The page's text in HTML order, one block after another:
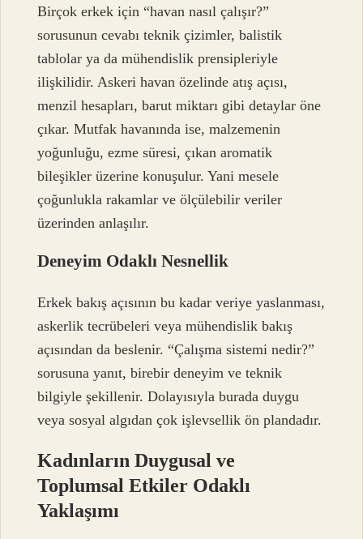
Birçok erkek için “havan nasıl çalışır?”
sorusunun cevabı teknik çizimler, balistik
tablolar ya da mühendislik prensipleriyle
ilişkilidir. Askeri havan özelinde atış açısı,
menzil hesapları, barut miktarı gibi detaylar öne
çıkar. Mutfak havanında ise, malzemenin
yoğunluğu, ezme süresi, çıkan aromatik
bileşikler üzerine konuşulur. Yani mesele
çoğunlukla rakamlar ve ölçülebilir veriler
üzerinden anlaşılır.
Deneyim Odaklı Nesnellik
Erkek bakış açısının bu kadar veriye yaslanması,
askerlik tecrübeleri veya mühendislik bakış
açısından da beslenir. “Çalışma sistemi nedir?”
sorusuna yanıt, birebir deneyim ve teknik
bilgiyle şekillenir. Dolayısıyla burada duygu
veya sosyal algıdan çok işlevsellik ön plandadır.
Kadınların Duygusal ve
Toplumsal Etkiler Odaklı
Yaklaşımı